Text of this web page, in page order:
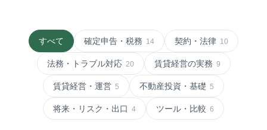
すべて 確定申告・税務 14 契約・法律 10
法務・トラブル対応 20 賃貸経営の実務 9
賃貸経営・運営 5 不動産投資・基礎 5
将来・リスク・出口 4 ツール・比較 6